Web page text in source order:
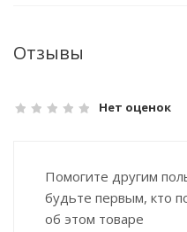
Отзывы
Нет оценок
Помогите другим
будьте первым, кто
об этом товаре